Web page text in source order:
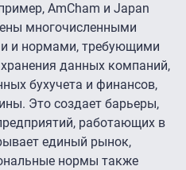
AmCham и Japan
многочисленными
и нормами, требующими
данных компаний,
бухучета и финансов,
Это создает барьеры,
работающих в
единый рынок,
нормы также